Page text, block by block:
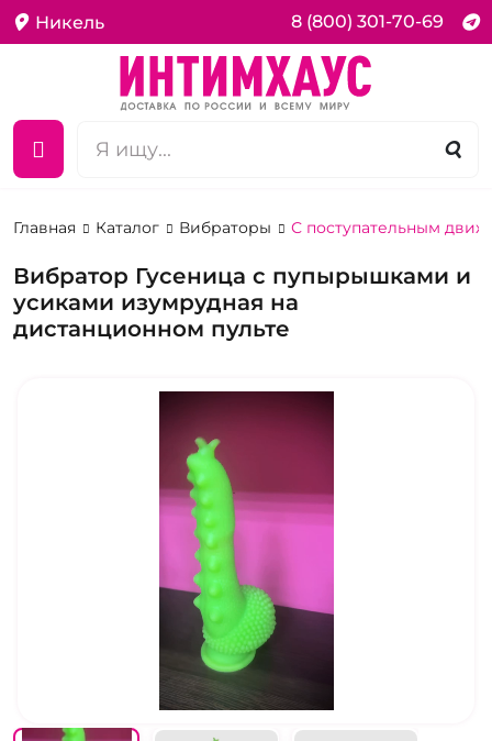
Никель 8 (800) 301-70-69
Главная Каталог Вибраторы С поступательным
Вибратор Гусеница с пупырышками и
усиками изумрудная на
дистанционном пульте